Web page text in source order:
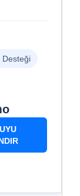
Desteği